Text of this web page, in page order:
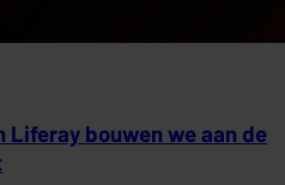
Liferay bouwen we aan de